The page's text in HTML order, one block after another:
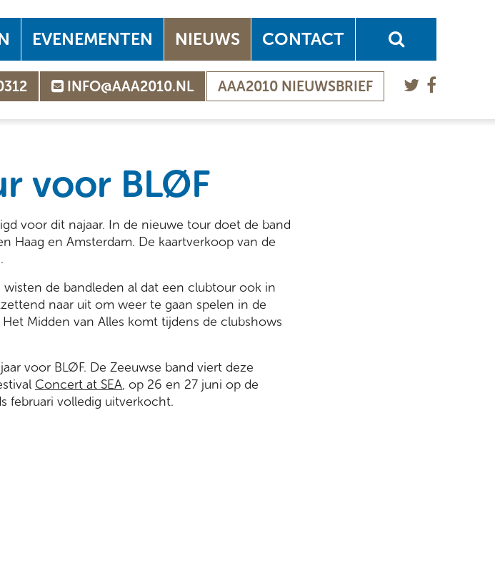
EVENEMENTEN NIEUWS CONTACT
INFO@AAA2010.NL AAA2010 NIEUWSBRIEF
voor BLØF
voor dit najaar. In de nieuwe tour doet de band
Haag en Amsterdam. De kaartverkoop van de
de bandleden al dat een clubtour ook in
naar uit om weer te gaan spelen in de
Midden van Alles komt tijdens de clubshows
voor BLØF. De Zeeuwse band viert deze
Concert at SEA, op 26 en 27 juni op de
februari volledig uitverkocht.